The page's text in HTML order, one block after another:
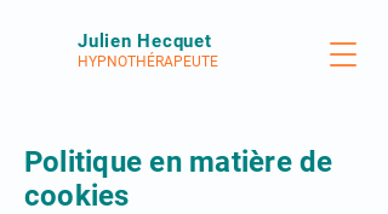
Julien Hecquet
HYPNOTHÉRAPEUTE
Politique en matière de
cookies